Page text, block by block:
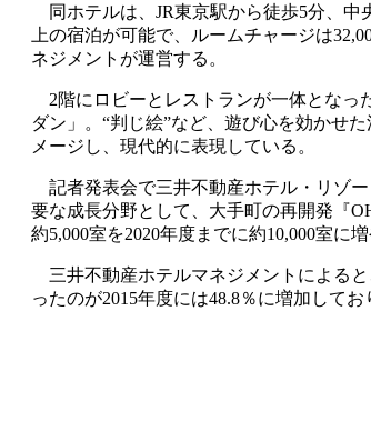
同ホテルは、JR東京駅から徒歩5分、中
上の宿泊が可能で、ルームチャージは
ネジメントが運営する。
2階にロビーとレストランが一体となっ
ダン」。“判じ絵”など、遊び心を効かせ
メージし、現代的に表現している。
記者発表会で三井不動産ホテル・リゾ
要な成長分野として、大手町の再開発『
約5,000室を2020年度までに約10,000室に
三井不動産ホテルマネジメントによると
ったのが2015年度には48.8％に増加して